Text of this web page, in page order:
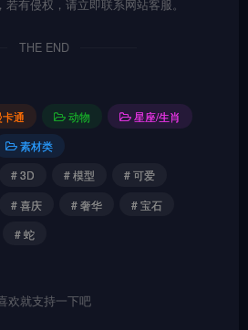
有侵权，请立即联系网站客服。
THE END
通 动物
星座/生肖
素材类
# 3D # 模型
# 可爱
# 喜庆 # 奢华
# 宝石
# 蛇
欢就支持一下吧